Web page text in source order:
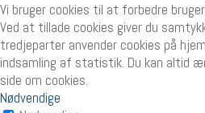
Vi bruger cookies til at forbedre
Ved at tillade cookies giver du
tredjeparter anvender cookies på
indsamling af statistik. Du kan altid
side om cookies.
Nødvendige